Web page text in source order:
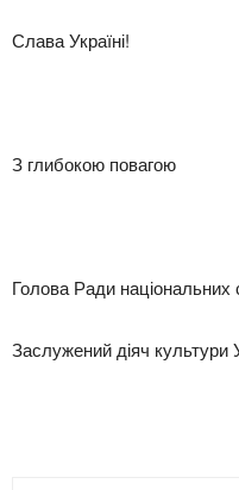
Слава Україні!
З глибокою повагою
Голова Ради національних
Заслужений діяч